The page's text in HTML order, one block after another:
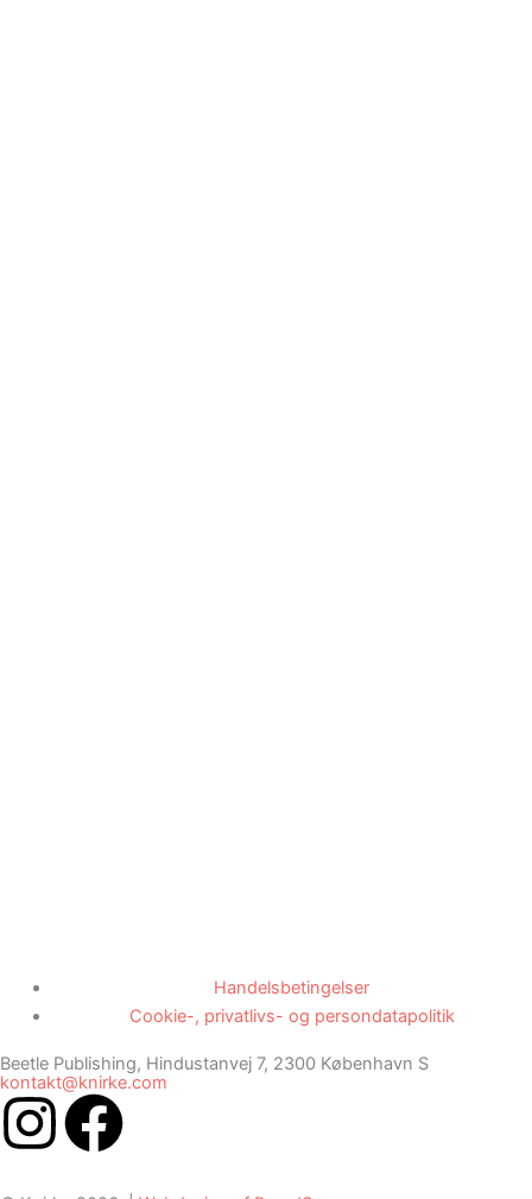
Handelsbetingelser
Cookie-, privatlivs- og persondatapolitik
Beetle Publishing, Hindustanvej 7, 2300 København S
kontakt@knirke.com
I
n
F
a